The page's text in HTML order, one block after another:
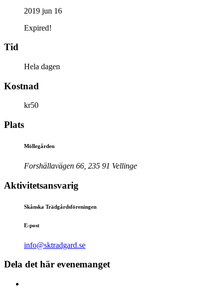
2019 jun 16
Expired!
Tid
Hela dagen
Kostnad
kr50
Plats
Möllegården
Forshällavägen 66, 235 91 Vellinge
Aktivitetsansvarig
Skånska Trädgårdsföreningen
E-post
info@sktradgard.se
Dela det här evenemanget